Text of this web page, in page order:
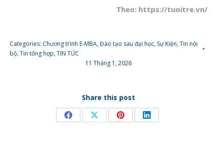
Theo: https://tuoitre.vn/
Categories: Chương trình E-MBA,Đào tạo sau đại học, Sự Kiện,Tin nội
bộ,Tin tổng hợp,TIN TỨC
11 Tháng 1, 2026
Share this post
Share Share Share Share